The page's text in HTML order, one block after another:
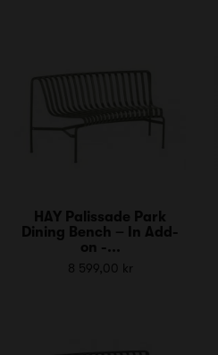
HAY Palissade Park
Dining Bench – In Add-
on -...
8 599,00 kr